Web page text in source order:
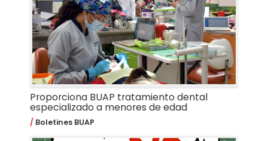
Proporciona BUAP tratamiento dental
especializado a menores de edad
Boletines BUAP